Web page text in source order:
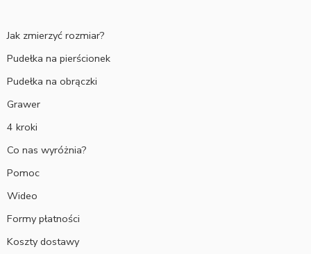
Jak zmierzyć rozmiar?
Pudełka na pierścionek
Pudełka na obrączki
Grawer
4 kroki
Co nas wyróżnia?
Pomoc
Wideo
Formy płatności
Koszty dostawy